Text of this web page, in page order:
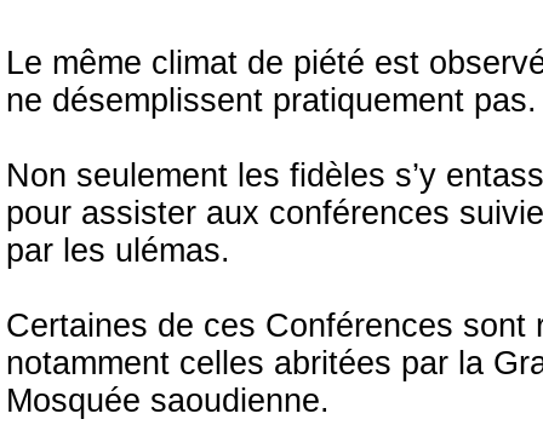
Le même climat de piété est
ne désemplissent pratiquement pas.
Non seulement les fidèles s’y
pour assister aux conférences
par les ulémas.
Certaines de ces Conférences
notamment celles abritées par la
Mosquée saoudienne.